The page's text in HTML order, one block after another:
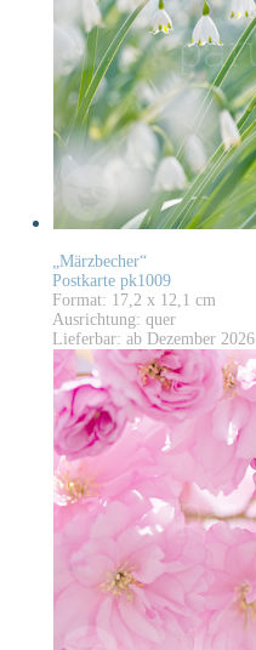
„Märzbecher“
Postkarte pk1009
Format: 17,2 x 12,1 cm
Ausrichtung: quer
Lieferbar: ab Dezember 2026